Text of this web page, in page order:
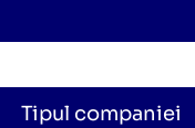
Tipul companiei